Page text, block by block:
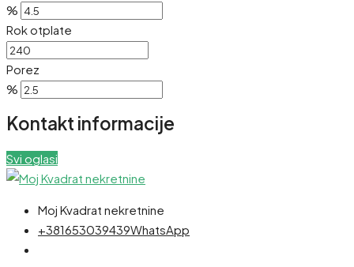
%
Rok otplate
Porez
%
Kontakt informacije
Svi oglasi
Moj Kvadrat nekretnine
+381653039439WhatsApp